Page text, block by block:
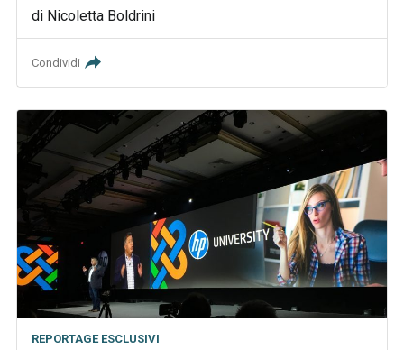
di Nicoletta Boldrini
Condividi
REPORTAGE ESCLUSIVI